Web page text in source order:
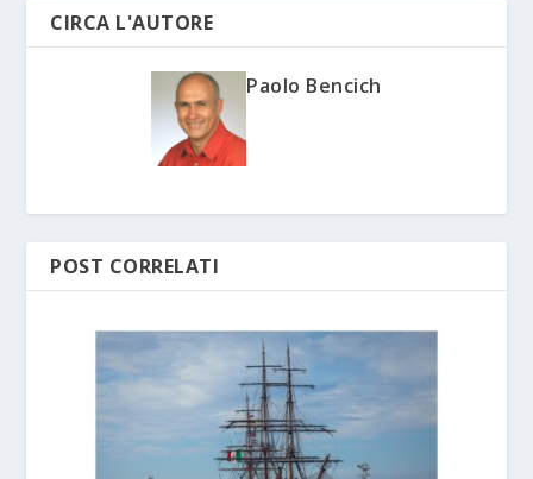
CIRCA L'AUTORE
Paolo Bencich
POST CORRELATI